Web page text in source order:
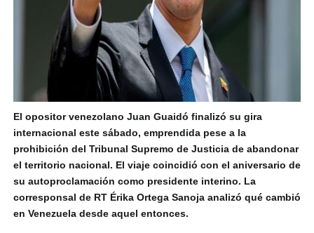
El opositor venezolano Juan Guaidó finalizó su gira
internacional este sábado, emprendida pese a la
prohibición del Tribunal Supremo de Justicia de abandonar
el territorio nacional. El viaje coincidió con el aniversario de
su autoproclamación como presidente interino. La
corresponsal de RT Érika Ortega Sanoja analizó qué cambió
en Venezuela desde aquel entonces.